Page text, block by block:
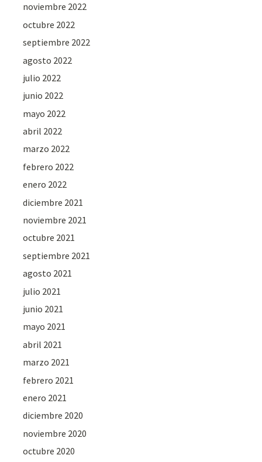
noviembre 2022
octubre 2022
septiembre 2022
agosto 2022
julio 2022
junio 2022
mayo 2022
abril 2022
marzo 2022
febrero 2022
enero 2022
diciembre 2021
noviembre 2021
octubre 2021
septiembre 2021
agosto 2021
julio 2021
junio 2021
mayo 2021
abril 2021
marzo 2021
febrero 2021
enero 2021
diciembre 2020
noviembre 2020
octubre 2020